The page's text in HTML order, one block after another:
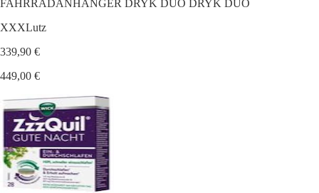
FAHRRADANHÄNGER DRYK DUO DRYK DUO
XXXLutz
339,90 €
449,00 €